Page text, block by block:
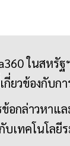
ในสหรั
กี่ยวข้องกับก
อกล่าวหาแ
บเทคโนโล